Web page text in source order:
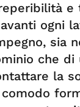
e
ogni
sia
che di
la